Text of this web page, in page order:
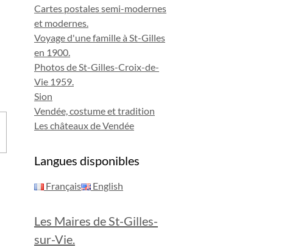
Cartes postales semi-modernes
et modernes.
Voyage d'une famille à St-Gilles
en 1900.
Photos de St-Gilles-Croix-de-
Vie 1959.
Sion
Vendée, costume et tradition
Les châteaux de Vendée
Langues disponibles
Français English
Les Maires de St-Gilles-
sur-Vie.